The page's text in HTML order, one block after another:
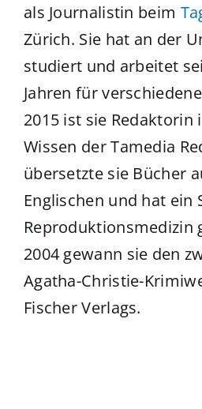
als Journalistin beim
Zürich. Sie hat an der
studiert und arbeitet
Jahren für
2015 ist sie Redaktorin
Wissen der Tamedia
übersetzte sie Bücher
Englischen und hat ein
Reproduktionsmedizin
2004 gewann sie den
Agatha-Christie-
Fischer Verlags.